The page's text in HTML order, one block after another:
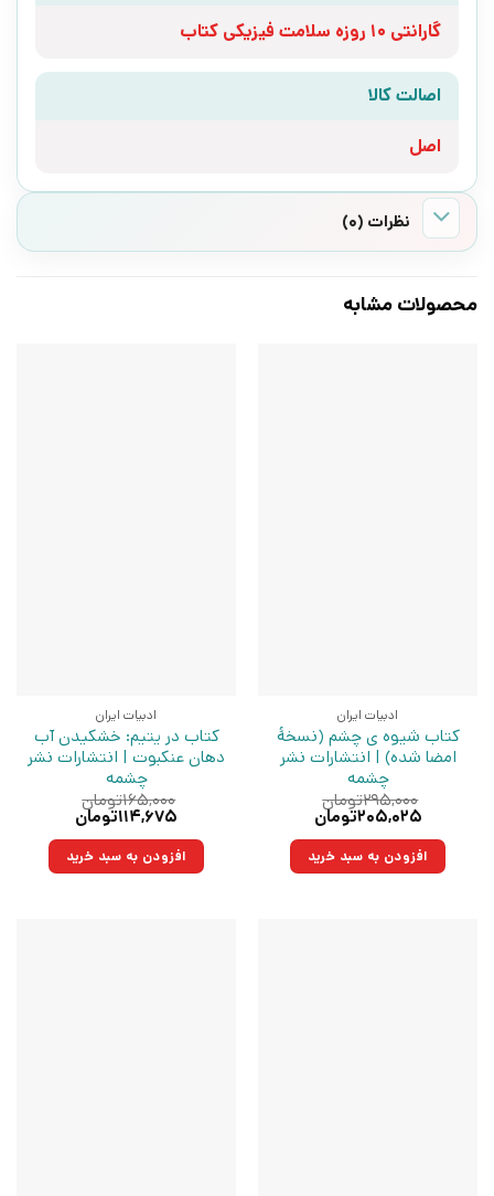
گارانتی 10 روزه سلامت فیزیکی کتاب
اصالت کالا
اصل
نظرات (0)
محصولات مشابه
ادبیات ایران
کتاب شیوه ی چشم (نسخهٔ
امضا شده) | انتشارات نشر
چشمه
۲۹۵,۰۰۰تومان
قیمت
۲۹۵,۰۰۰تومان
بود.
۲۰۵,۰۲۵تومان
۲۰۵,۰۲۵تومان.افزودن به سبد خرید
ادبیات ایران
کتاب در یتیم: خشکیدن آب
دهان عنکبوت | انتشارات نشر
چشمه
۱۶۵,۰۰۰تومان
قیمت
۱۶۵,۰۰۰تومان
بود.
۱۱۴,۶۷۵تومان
۱۱۴,۶۷۵تومان.افزودن به سبد خرید